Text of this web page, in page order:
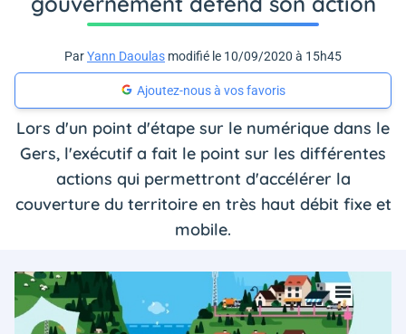
ParYann Daoulas modifié le 10/09/2020 à 15h45
Ajoutez-nous à vos favoris
Lors d'un point d'étape sur le numérique dans le
Gers, l'exécutif a fait le point sur les différentes
actions qui permettront d'accélérer la
couverture du territoire en très haut débit fixe et
mobile.